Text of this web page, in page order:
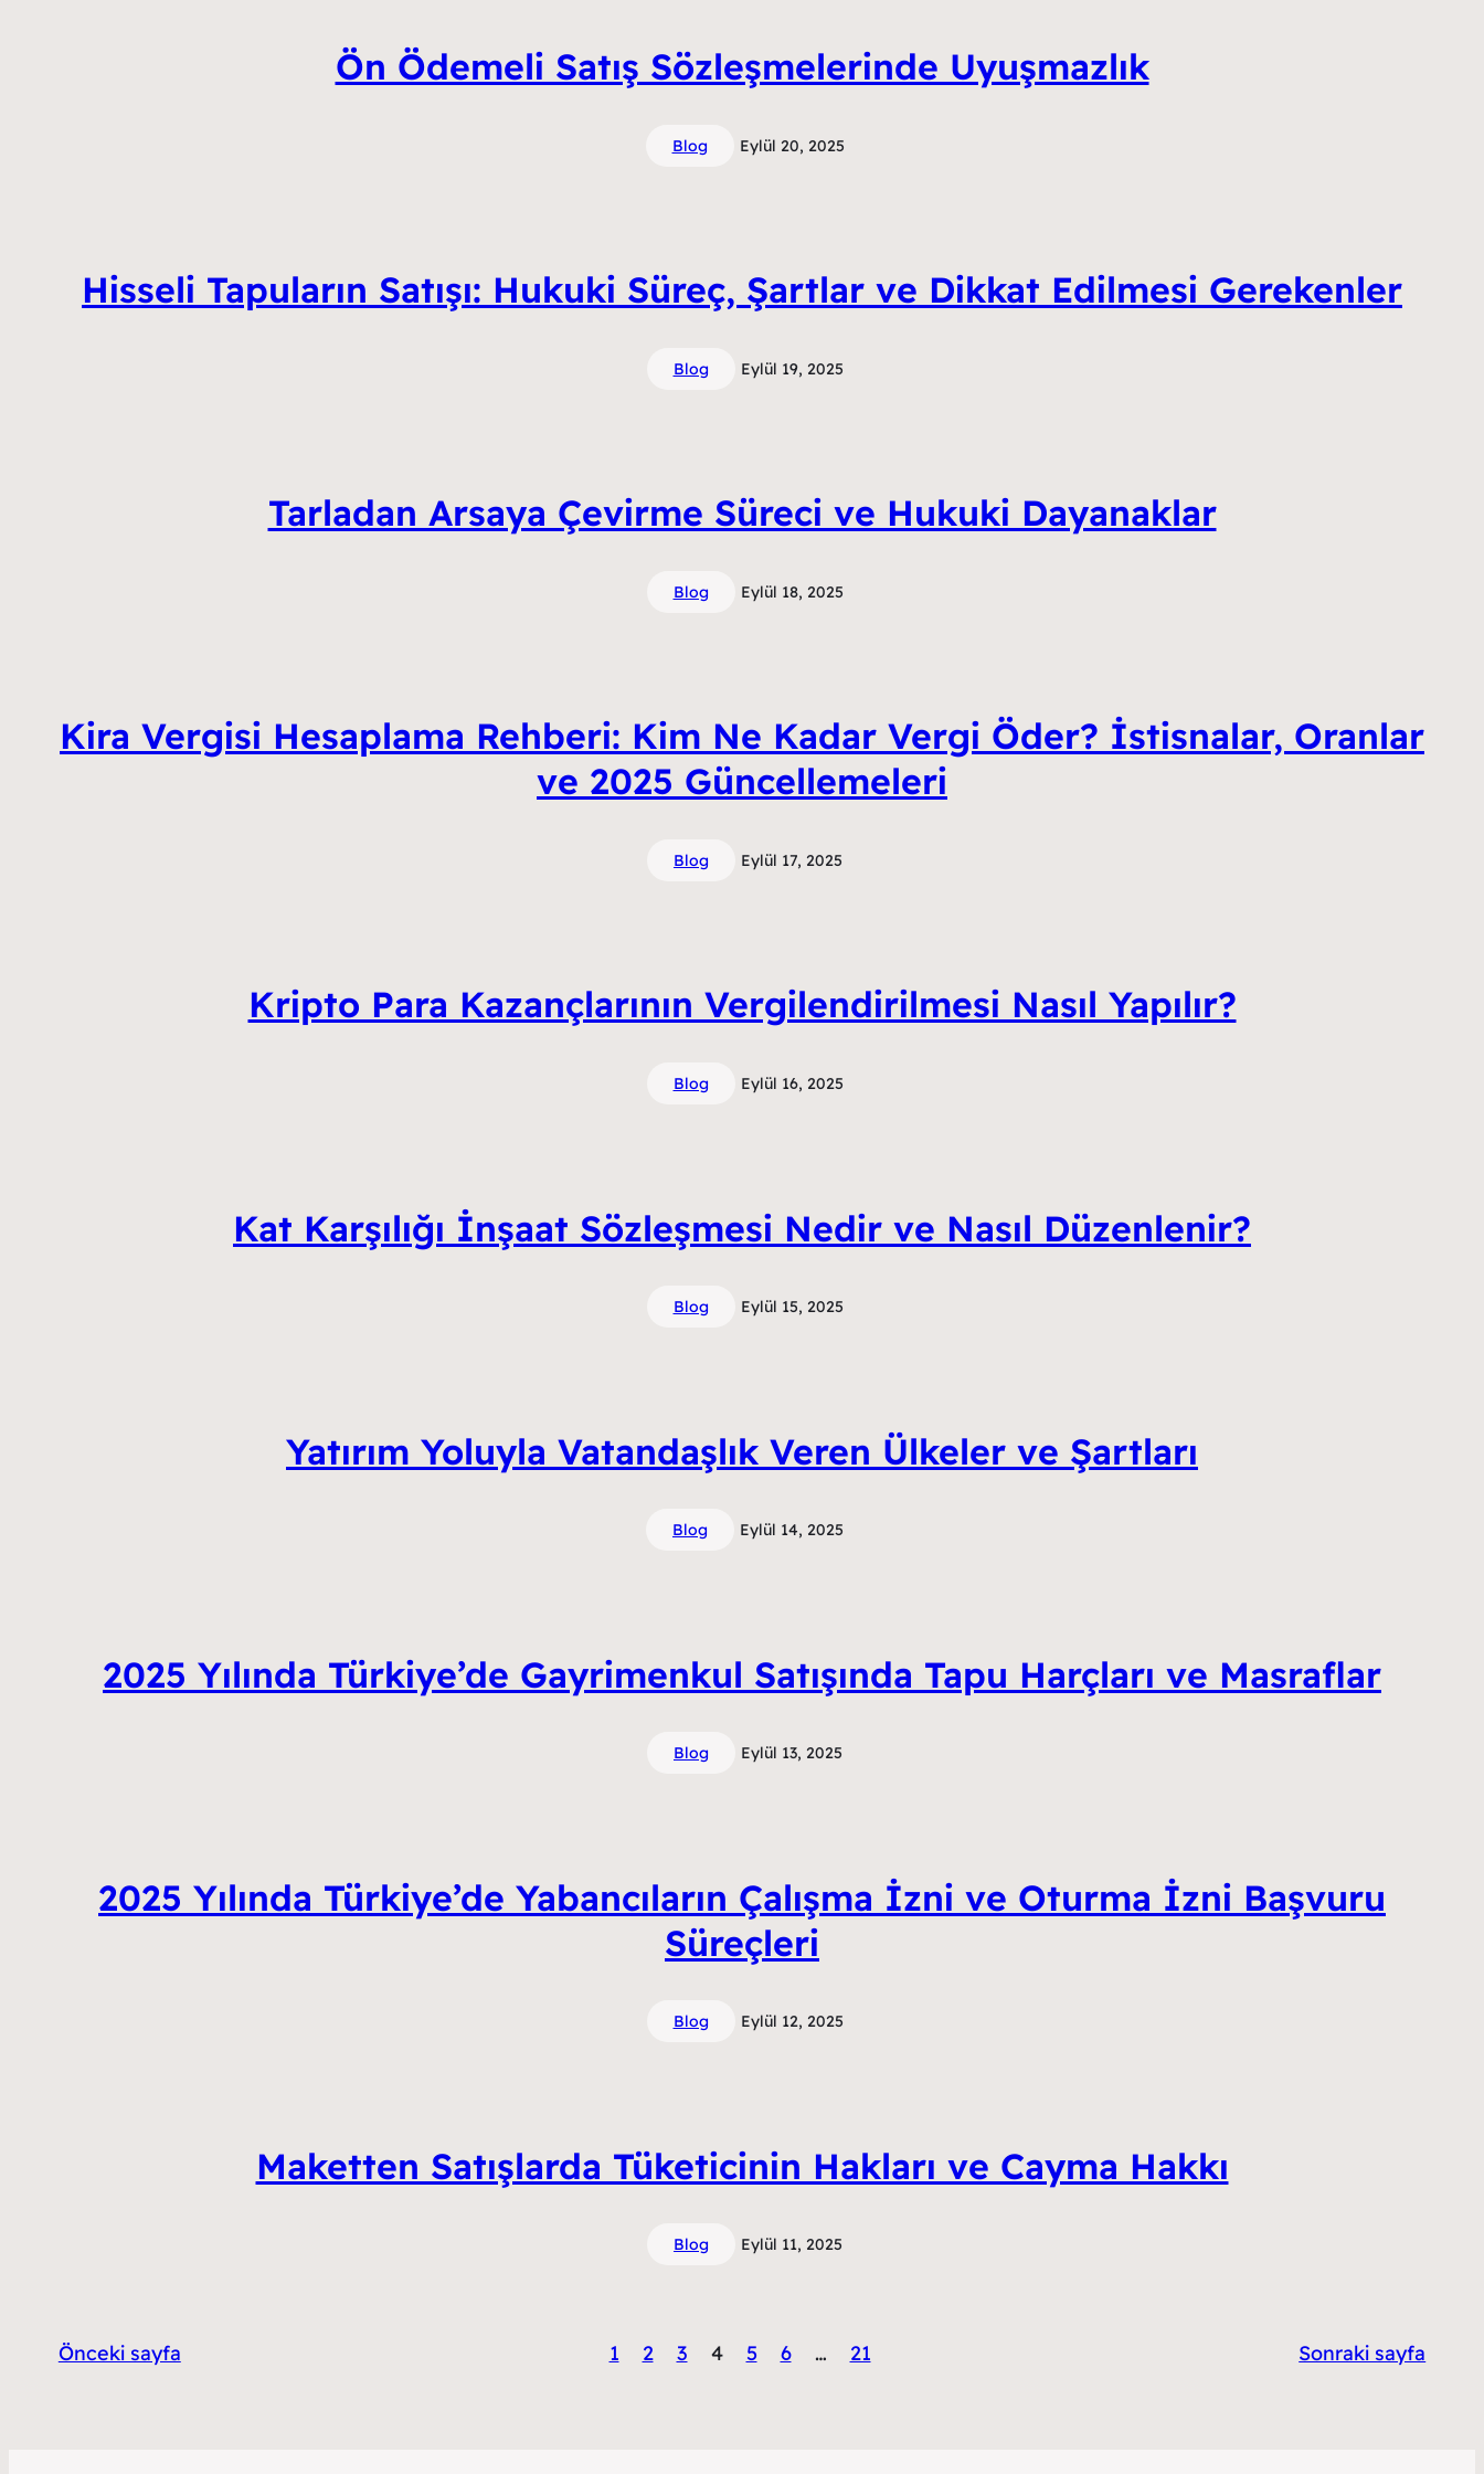
Ön Ödemeli Satış Sözleşmelerinde Uyuşmazlık
Blog Eylül 20, 2025
Hisseli Tapuların Satışı: Hukuki Süreç, Şartlar ve Dikkat Edilmesi Gerekenler
Blog Eylül 19, 2025
Tarladan Arsaya Çevirme Süreci ve Hukuki Dayanaklar
Blog Eylül 18, 2025
Kira Vergisi Hesaplama Rehberi: Kim Ne Kadar Vergi Öder? İstisnalar, Oranlar
ve 2025 Güncellemeleri
Blog Eylül 17, 2025
Kripto Para Kazançlarının Vergilendirilmesi Nasıl Yapılır?
Blog Eylül 16, 2025
Kat Karşılığı İnşaat Sözleşmesi Nedir ve Nasıl Düzenlenir?
Blog Eylül 15, 2025
Yatırım Yoluyla Vatandaşlık Veren Ülkeler ve Şartları
Blog Eylül 14, 2025
2025 Yılında Türkiye’de Gayrimenkul Satışında Tapu Harçları ve Masraflar
Blog Eylül 13, 2025
2025 Yılında Türkiye’de Yabancıların Çalışma İzni ve Oturma İzni Başvuru
Süreçleri
Blog Eylül 12, 2025
Maketten Satışlarda Tüketicinin Hakları ve Cayma Hakkı
Blog Eylül 11, 2025
Önceki sayfa 1 2 3 4 5 6 … 21 Sonraki sayfa